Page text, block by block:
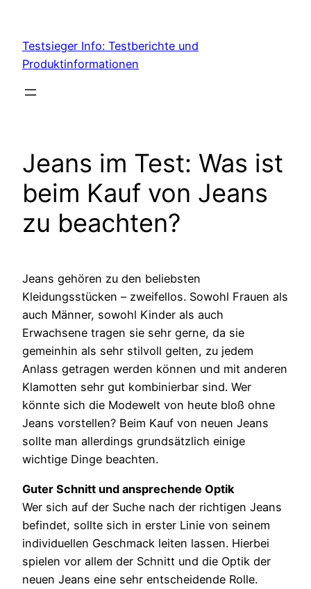
content
Testsieger Info: Testberichte und
Produktinformationen
Jeans im Test: Was ist
beim Kauf von Jeans
zu beachten?
Jeans gehören zu den beliebsten
Kleidungsstücken – zweifellos. Sowohl Frauen als
auch Männer, sowohl Kinder als auch
Erwachsene tragen sie sehr gerne, da sie
gemeinhin als sehr stilvoll gelten, zu jedem
Anlass getragen werden können und mit anderen
Klamotten sehr gut kombinierbar sind. Wer
könnte sich die Modewelt von heute bloß ohne
Jeans vorstellen? Beim Kauf von neuen Jeans
sollte man allerdings grundsätzlich einige
wichtige Dinge beachten.
Guter Schnitt und ansprechende Optik
Wer sich auf der Suche nach der richtigen Jeans
befindet, sollte sich in erster Linie von seinem
individuellen Geschmack leiten lassen. Hierbei
spielen vor allem der Schnitt und die Optik der
neuen Jeans eine sehr entscheidende Rolle.